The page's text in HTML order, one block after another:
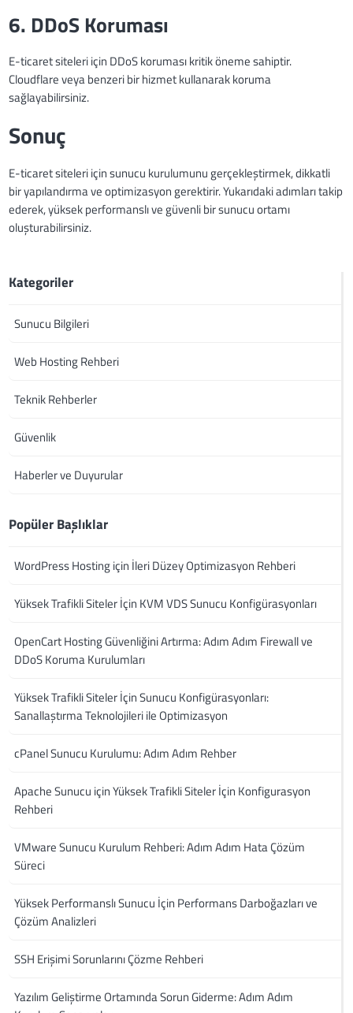
6. DDoS Koruması
E-ticaret siteleri için DDoS koruması kritik öneme sahiptir.
Cloudflare veya benzeri bir hizmet kullanarak koruma
sağlayabilirsiniz.
Sonuç
E-ticaret siteleri için sunucu kurulumunu gerçekleştirmek, dikkatli
bir yapılandırma ve optimizasyon gerektirir. Yukarıdaki adımları takip
ederek, yüksek performanslı ve güvenli bir sunucu ortamı
oluşturabilirsiniz.
Kategoriler
Sunucu Bilgileri
Web Hosting Rehberi
Teknik Rehberler
Güvenlik
Haberler ve Duyurular
Popüler Başlıklar
WordPress Hosting için İleri Düzey Optimizasyon Rehberi
Yüksek Trafikli Siteler İçin KVM VDS Sunucu Konfigürasyonları
OpenCart Hosting Güvenliğini Artırma: Adım Adım Firewall ve
DDoS Koruma Kurulumları
Yüksek Trafikli Siteler İçin Sunucu Konfigürasyonları:
Sanallaştırma Teknolojileri ile Optimizasyon
cPanel Sunucu Kurulumu: Adım Adım Rehber
Apache Sunucu için Yüksek Trafikli Siteler İçin Konfigurasyon
Rehberi
VMware Sunucu Kurulum Rehberi: Adım Adım Hata Çözüm
Süreci
Yüksek Performanslı Sunucu İçin Performans Darboğazları ve
Çözüm Analizleri
SSH Erişimi Sorunlarını Çözme Rehberi
Yazılım Geliştirme Ortamında Sorun Giderme: Adım Adım